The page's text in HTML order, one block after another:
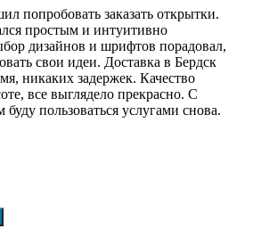
попробовать заказать открытки.
простым и интуитивно
дизайнов и шрифтов порадовал,
свои идеи. Доставка в Бердск
никаких задержек. Качество
все выглядело прекрасно. С
буду пользоваться услугами снова.